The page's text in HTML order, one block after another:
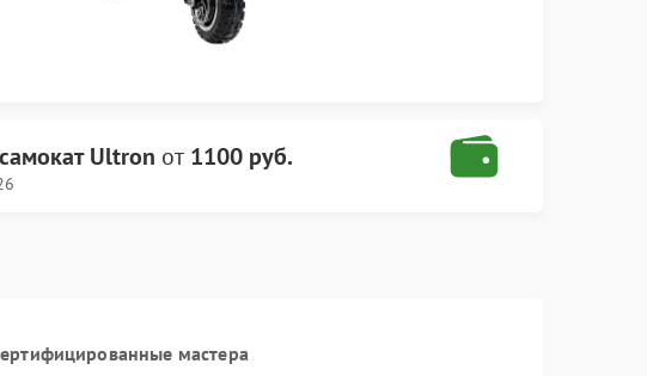
Ultron от 1100 руб.
мастера